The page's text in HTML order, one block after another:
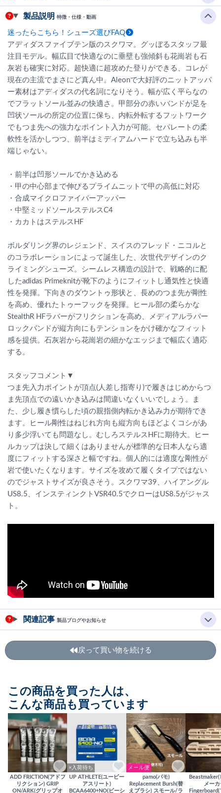
製品説明 特徴・仕様・動画
迷ったらこちら！シューズ選びFAQ
アディダスファイブテン版のスクワマ。グッぼるスタッフ最
注目モデル。幅広目で快適なのに垂壁も強傾斜も花崗岩も石
灰岩も確実に対応。超快適に超攻めた登りができる、コレが
現在の主流でまさにど真ん中。Aleonで大好評のニットアッパ
ー素材はアディダスの代名詞になりそう。幅が広く平らなの
でフラットソール並みの快適さ。甲部分の赤いバンドが足を
凹状ソールの所定の位置に保ち、内転外転するフットワーク
でもつま先への強力なポイント入力が可能。セパレートの柔
軟性を活かしつつ、前半はミディアムハードで立ち込みも半
端じゃない。
・前半は凹形ソールでかき込める
・甲の中心部まで伸びるプライムニットで甲の高低に対応
・合成マイクロファイバーアッパー
・中堅ミッドソールステルスC4
・カカトはステルスHF
ボルダリング界のレジェンド、スイスのフレッド・ニコルと
のコラボレーションによって誕生した、次世代デザインのク
ライミングシューズ。シームレス構造の設計で、戦略的に配
したadidas Primeknitが靴下のようにフィットし通気性と快適
性を発揮。下向きのダウントゥ形状と、長めのつま先が剛性
を高め、優れたトゥーフックを発揮。ヒール部の柔らかな
StealthR HFラバーがフリクションを高め、メディアルラバー
ロックバンドが縦方向にもテンションをかけ確かなフィット
感を提供。石灰岩から花崗岩の細かなエッジまで幅広く適応
する。
スタッフコメント▼
つま先入力ポイントが頂点(人差し指寄り)で履きはじめからつ
ま先頂点での遠いかき込みは間違いなくいいでしょう。ま
た、少し履き慣らした頃の親指側内転かき込み力が期待でき
ます。ヒール剛性はねじれ方向も縦方向もほどよくコシがあ
り多少浮いても問題なし。むしろステルスHFに期待大。ヒー
ルカップは決して細くはありませんが標準的な日本人なら適
度にフィットする深さと幅ですね。個人的には適度な剛性が
岩で使いたくなります。サイズを攻めて履くタイプではない
のでジャストサイズが良さそう。スクワマ39、ハイアングル
US8.5、インスティンクトVSR40.5でクローはUS8.5がジャス
ト。
関連記事 製品ブログやお知らせ
戻って買い物を続ける
この商品を買った人は、
こんな商品も買っています
ADD FRICTION(アドフ
リクション) GRIP
ON/ARK(グリップオ
×入荷待ち
UP ATHLETE(ユーピー
アスリート)
BCAA6400+NO(ビーシ
メール便
pamo(パモ)
Replacement Bursh(替
えブラシ) スモール/ラ
メーカ